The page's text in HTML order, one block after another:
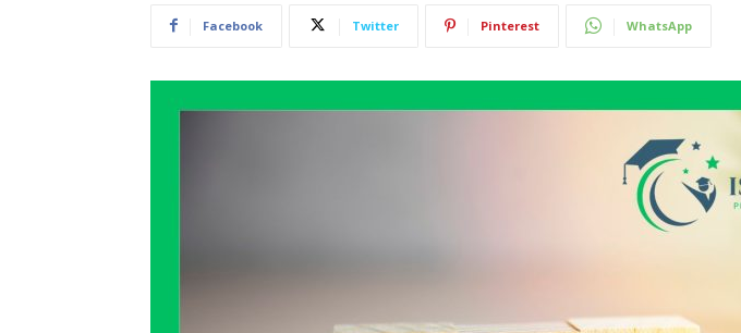
Facebook Twitter Pinterest WhatsApp